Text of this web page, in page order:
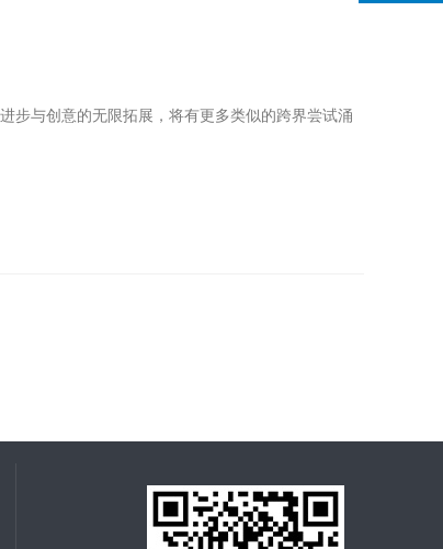
与创意的无限拓展，将有更多类似的跨界尝试涌